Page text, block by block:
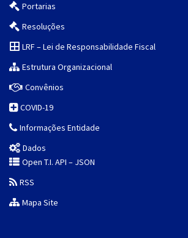
Portarias
Resoluções
LRF – Lei de Responsabilidade Fiscal
Estrutura Organizacional
Convênios
COVID-19
Informações Entidade
Dados
Open T.I. API – JSON
RSS
Mapa Site